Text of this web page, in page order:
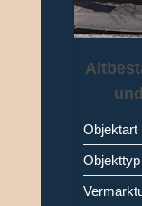
Objektart
Objekttyp